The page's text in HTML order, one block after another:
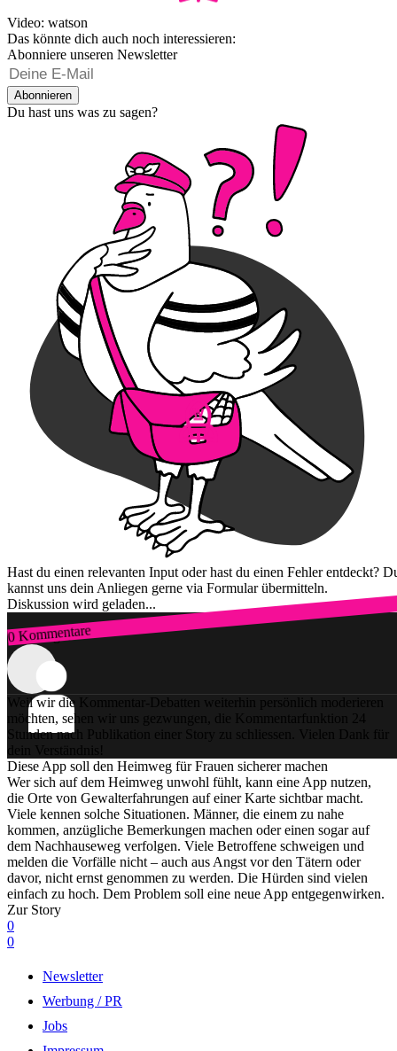
Video: watson
Das könnte dich auch noch interessieren:
Abonniere unseren Newsletter
Abonnieren
Du hast uns was zu sagen?
Hast du einen relevanten Input oder hast du einen Fehler entdeckt?
kannst uns dein Anliegen gerne via Formular übermitteln.
Diskussion wird geladen...
0 Kommentare
Zum Login
Weil wir die Kommentar-Debatten weiterhin persönlich moderieren
möchten, sehen wir uns gezwungen, die Kommentarfunktion 24
Stunden nach Publikation einer Story zu schliessen. Vielen Dank für
dein Verständnis!
Diese App soll den Heimweg für Frauen sicherer machen
Wer sich auf dem Heimweg unwohl fühlt, kann eine App nutzen,
die Orte von Gewalterfahrungen auf einer Karte sichtbar macht.
Viele kennen solche Situationen. Männer, die einem zu nahe
kommen, anzügliche Bemerkungen machen oder einen sogar auf
dem Nachhauseweg verfolgen. Viele Betroffene schweigen und
melden die Vorfälle nicht – auch aus Angst vor den Tätern oder
davor, nicht ernst genommen zu werden. Die Hürden sind vielen
einfach zu hoch. Dem Problem soll eine neue App entgegenwirken.
Zur Story
0
0
Newsletter
Werbung / PR
Jobs